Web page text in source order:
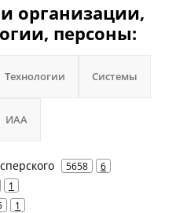
организации,
персоны:
Технологии Системы
ИАА
5658 6
1
1